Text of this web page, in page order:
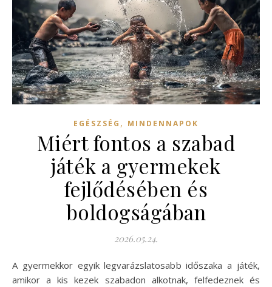
EGÉSZSÉG , MINDENNAPOK
Miért fontos a szabad
játék a gyermekek
fejlődésében és
boldogságában
2026.05.24.
A gyermekkor egyik legvarázslatosabb időszaka a játék,
amikor a kis kezek szabadon alkotnak, felfedeznek és